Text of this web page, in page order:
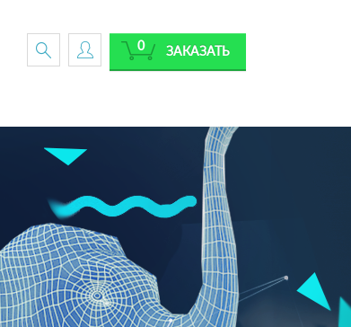
ЗАКАЗАТЬ
0